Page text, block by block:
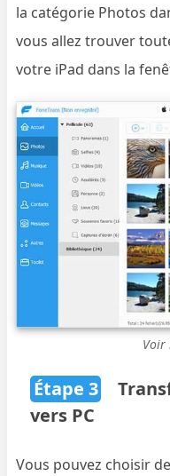
la catégorie Photos
vous allez trouver
votre iPad dans la
Voir
Étape 3
vers PC
Vous pouvez choisir